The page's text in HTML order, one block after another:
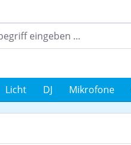
Licht DJ Mikrofone